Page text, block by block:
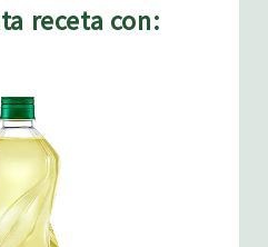
receta con: